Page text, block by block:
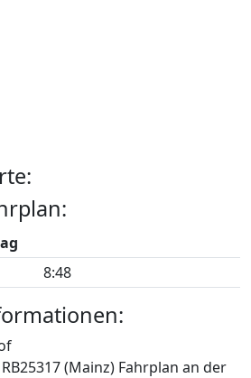
8:48
(Mainz) Fahrplan an der